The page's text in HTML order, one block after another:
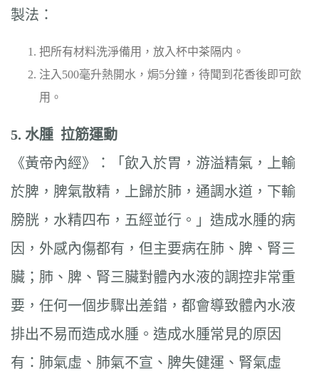
製法：
把所有材料洗淨備用，放入杯中茶隔内。
注入500毫升熱開水，焗5分鐘，待聞到花香後即可飲
用。
5. 水腫 拉筋運動
《黃帝內經》：「飲入於胃，游溢精氣，上輸
於脾，脾氣散精，上歸於肺，通調水道，下輸
膀胱，水精四布，五經並行。」造成水腫的病
因，外感內傷都有，但主要病在肺、脾、腎三
臟；肺、脾、腎三臟對體內水液的調控非常重
要，任何一個步驟出差錯，都會導致體內水液
排出不易而造成水腫。造成水腫常見的原因
有：肺氣虛、肺氣不宣、脾失健運、腎氣虛